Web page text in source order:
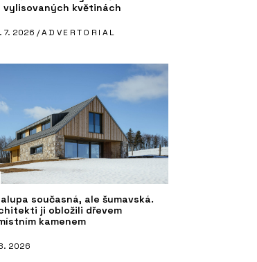
vylisovaných květinách
7. 2026 /ADVERTORIAL
současná, ale šumavská.
ji obložili dřevem
kamenem
2026